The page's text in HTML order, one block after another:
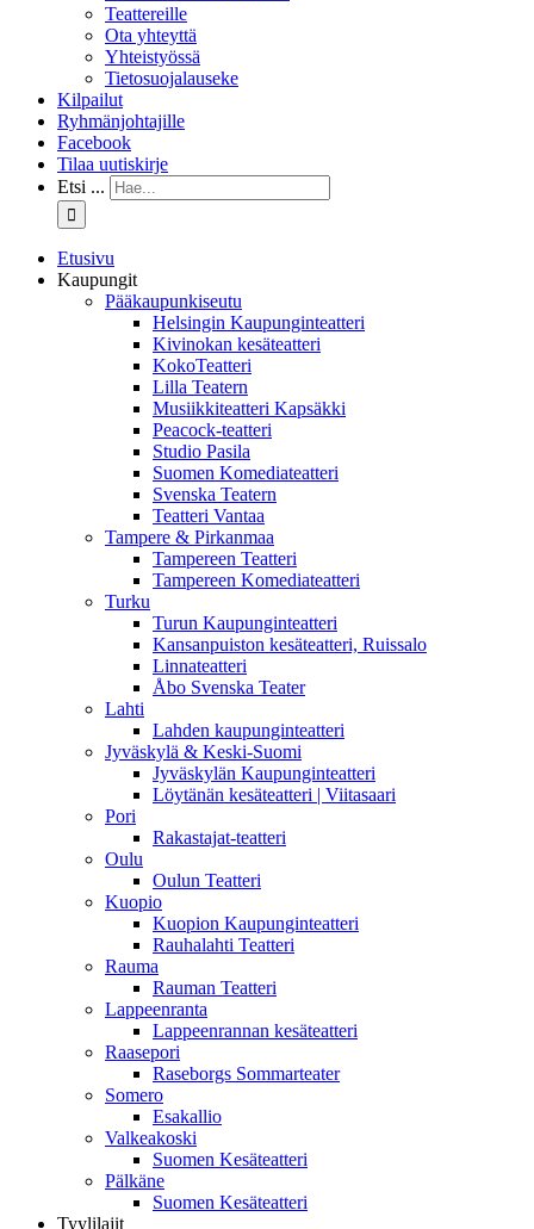
Teattereille
Ota yhteyttä
Yhteistyössä
Tietosuojalauseke
Kilpailut
Ryhmänjohtajille
Facebook
Tilaa uutiskirje
Etsi ...
Etusivu
Kaupungit
Pääkaupunkiseutu
Helsingin Kaupunginteatteri
Kivinokan kesäteatteri
KokoTeatteri
Lilla Teatern
Musiikkiteatteri Kapsäkki
Peacock-teatteri
Studio Pasila
Suomen Komediateatteri
Svenska Teatern
Teatteri Vantaa
Tampere & Pirkanmaa
Tampereen Teatteri
Tampereen Komediateatteri
Turku
Turun Kaupunginteatteri
Kansanpuiston kesäteatteri, Ruissalo
Linnateatteri
Åbo Svenska Teater
Lahti
Lahden kaupunginteatteri
Jyväskylä & Keski-Suomi
Jyväskylän Kaupunginteatteri
Löytänän kesäteatteri | Viitasaari
Pori
Rakastajat-teatteri
Oulu
Oulun Teatteri
Kuopio
Kuopion Kaupunginteatteri
Rauhalahti Teatteri
Rauma
Rauman Teatteri
Lappeenranta
Lappeenrannan kesäteatteri
Raasepori
Raseborgs Sommarteater
Somero
Esakallio
Valkeakoski
Suomen Kesäteatteri
Pälkäne
Suomen Kesäteatteri
Tyylilajit